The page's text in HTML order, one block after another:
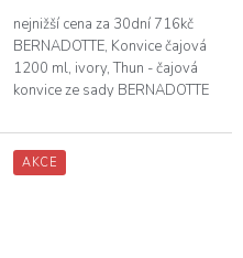
5
hvězdiček.
nejnižší cena za 30dní 716kč
BERNADOTTE, Konvice čajová
1200 ml, ivory, Thun - čajová
konvice ze sady BERNADOTTE
kost - objem čajové konvice je
1200...
AKCE